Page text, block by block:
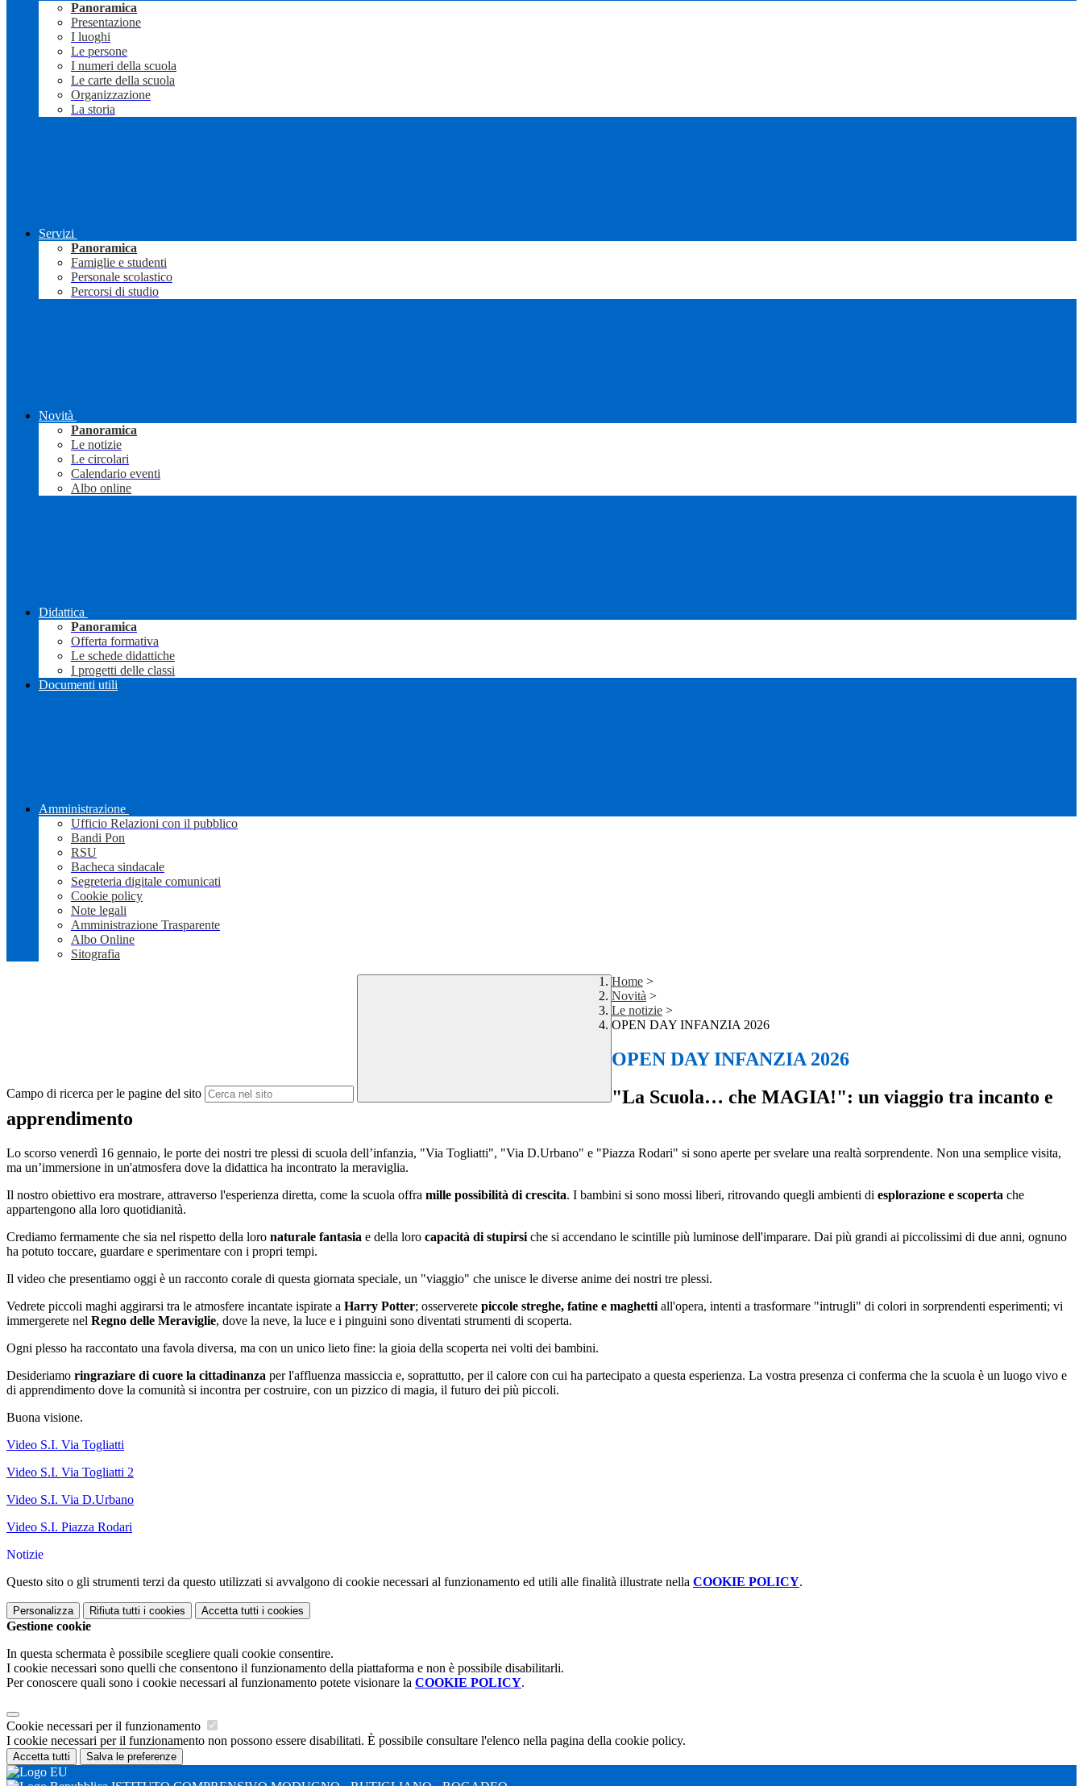
Panoramica
Presentazione
I luoghi
Le persone
I numeri della scuola
Le carte della scuola
Organizzazione
La storia
Servizi
Panoramica
Famiglie e studenti
Personale scolastico
Percorsi di studio
Novità
Panoramica
Le notizie
Le circolari
Calendario eventi
Albo online
Didattica
Panoramica
Offerta formativa
Le schede didattiche
I progetti delle classi
Documenti utili
Amministrazione
Ufficio Relazioni con il pubblico
Bandi Pon
RSU
Bacheca sindacale
Segreteria digitale comunicati
Cookie policy
Note legali
Amministrazione Trasparente
Albo Online
Sitografia
Campo di ricerca per le pagine del sito
Home >
Novità >
Le notizie >
OPEN DAY INFANZIA 2026
OPEN DAY INFANZIA 2026
"La Scuola… che MAGIA!": un viaggio tra incanto e
apprendimento
Lo scorso venerdì 16 gennaio, le porte dei nostri tre plessi di scuola dell’infanzia, "Via Togliatti", "Via D.Urbano" e "Piazza Rodari" si sono aperte per svelare una realtà sorprendente. Non una semplice visita,
ma un’immersione in un'atmosfera dove la didattica ha incontrato la meraviglia.
Il nostro obiettivo era mostrare, attraverso l'esperienza diretta, come la scuola offra mille possibilità di crescita. I bambini si sono mossi liberi, ritrovando quegli ambienti di esplorazione e scoperta che
appartengono alla loro quotidianità.
Crediamo fermamente che sia nel rispetto della loro naturale fantasia e della loro capacità di stupirsi che si accendano le scintille più luminose dell'imparare. Dai più grandi ai piccolissimi di due anni, ognuno
ha potuto toccare, guardare e sperimentare con i propri tempi.
Il video che presentiamo oggi è un racconto corale di questa giornata speciale, un "viaggio" che unisce le diverse anime dei nostri tre plessi.
Vedrete piccoli maghi aggirarsi tra le atmosfere incantate ispirate a Harry Potter; osserverete piccole streghe, fatine e maghetti all'opera, intenti a trasformare "intrugli" di colori in sorprendenti esperimenti; vi
immergerete nel Regno delle Meraviglie, dove la neve, la luce e i pinguini sono diventati strumenti di scoperta.
Ogni plesso ha raccontato una favola diversa, ma con un unico lieto fine: la gioia della scoperta nei volti dei bambini.
Desideriamo ringraziare di cuore la cittadinanza per l'affluenza massiccia e, soprattutto, per il calore con cui ha partecipato a questa esperienza. La vostra presenza ci conferma che la scuola è un luogo vivo e
di apprendimento dove la comunità si incontra per costruire, con un pizzico di magia, il futuro dei più piccoli.
Buona visione.
Video S.I. Via Togliatti
Video S.I. Via Togliatti 2
Video S.I. Via D.Urbano
Video S.I. Piazza Rodari
Notizie
Questo sito o gli strumenti terzi da questo utilizzati si avvalgono di cookie necessari al funzionamento ed utili alle finalità illustrate nella COOKIE POLICY.
Personalizza Rifiuta tutti i cookies Accetta tutti i cookies
Gestione cookie
In questa schermata è possibile scegliere quali cookie consentire.
I cookie necessari sono quelli che consentono il funzionamento della piattaforma e non è possibile disabilitarli.
Per conoscere quali sono i cookie necessari al funzionamento potete visionare la COOKIE POLICY.
Cookie necessari per il funzionamento
I cookie necessari per il funzionamento non possono essere disabilitati. È possibile consultare l'elenco nella pagina della cookie policy.
Accetta tutti Salva le preferenze